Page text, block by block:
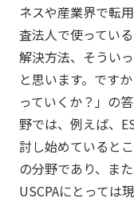
ネスや産業界で転
査法人で使ってい
解決方法、そうい
と思います。です
っていくか？」の
野では、例えば、
討し始めていると
の分野であり、ま
USCPAにとっては